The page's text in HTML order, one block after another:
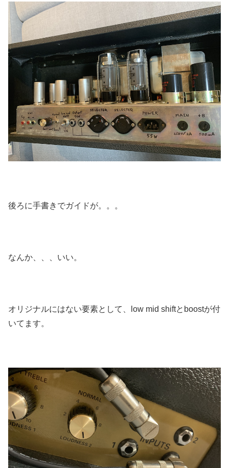
後ろに手書きでガイドが。。。
なんか、、、いい。
オリジナルにはない要素として、low mid shiftとboostが付
いてます。